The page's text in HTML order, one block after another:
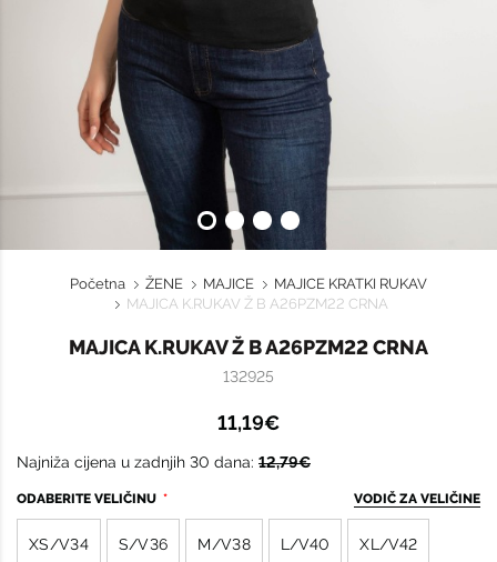
Početna ŽENE MAJICE
MAJICE KRATKI RUKAV
MAJICA K.RUKAV Ž B A26PZM22 CRNA
MAJICA K.RUKAV Ž B A26PZM22 CRNA
132925
11,19€
Najniža cijena u zadnjih 30 dana: 12,79€
ODABERITE VELIČINU VODIČ ZA VELIČINE
XS/V34 S/V36 M/V38 L/V40 XL/V42